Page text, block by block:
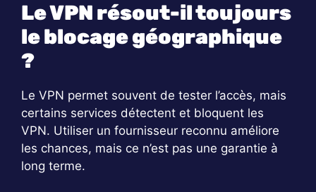
Le VPN résout-il toujours
le blocage géographique
?
Le VPN permet souvent de tester l’accès, mais
certains services détectent et bloquent les
VPN. Utiliser un fournisseur reconnu améliore
les chances, mais ce n’est pas une garantie à
long terme.